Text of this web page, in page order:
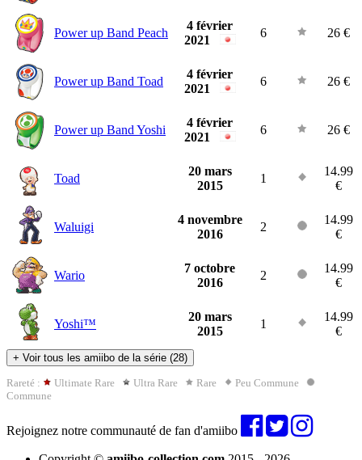
Power up Band Peach
4 février
2021
6 26 €
Power up Band Toad
4 février
2021
6 26 €
Power up Band Yoshi
4 février
2021
6 26 €
Toad
20 mars
2015
1
14.99
€
Waluigi
4 novembre
2016
2
14.99
€
Wario
7 octobre
2016
2
14.99
€
Yoshi™
20 mars
2015
1
14.99
€
+ Voir tous les amiibo de la série (28)
Rareté : Ultimate Rare Ultra Rare Rare
Peu Commune
Commune
Rejoignez notre communauté de fan d'amiibo